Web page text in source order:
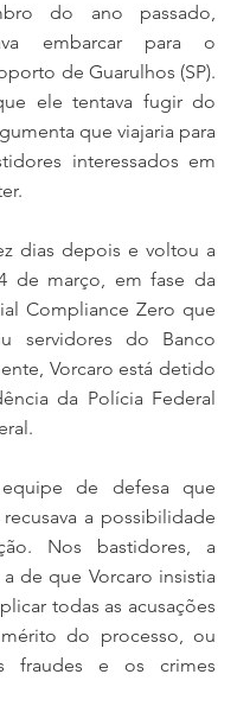
do ano passado,
embarcar para o
de Guarulhos (SP).
ele tentava fugir do
que viajaria para
interessados em
dias depois e voltou a
de março, em fase da
Compliance Zero que
servidores do Banco
Vorcaro está detido
da Polícia Federal
de defesa que
a possibilidade
Nos bastidores, a
de que Vorcaro insistia
todas as acusações
do processo, ou
fraudes e os crimes